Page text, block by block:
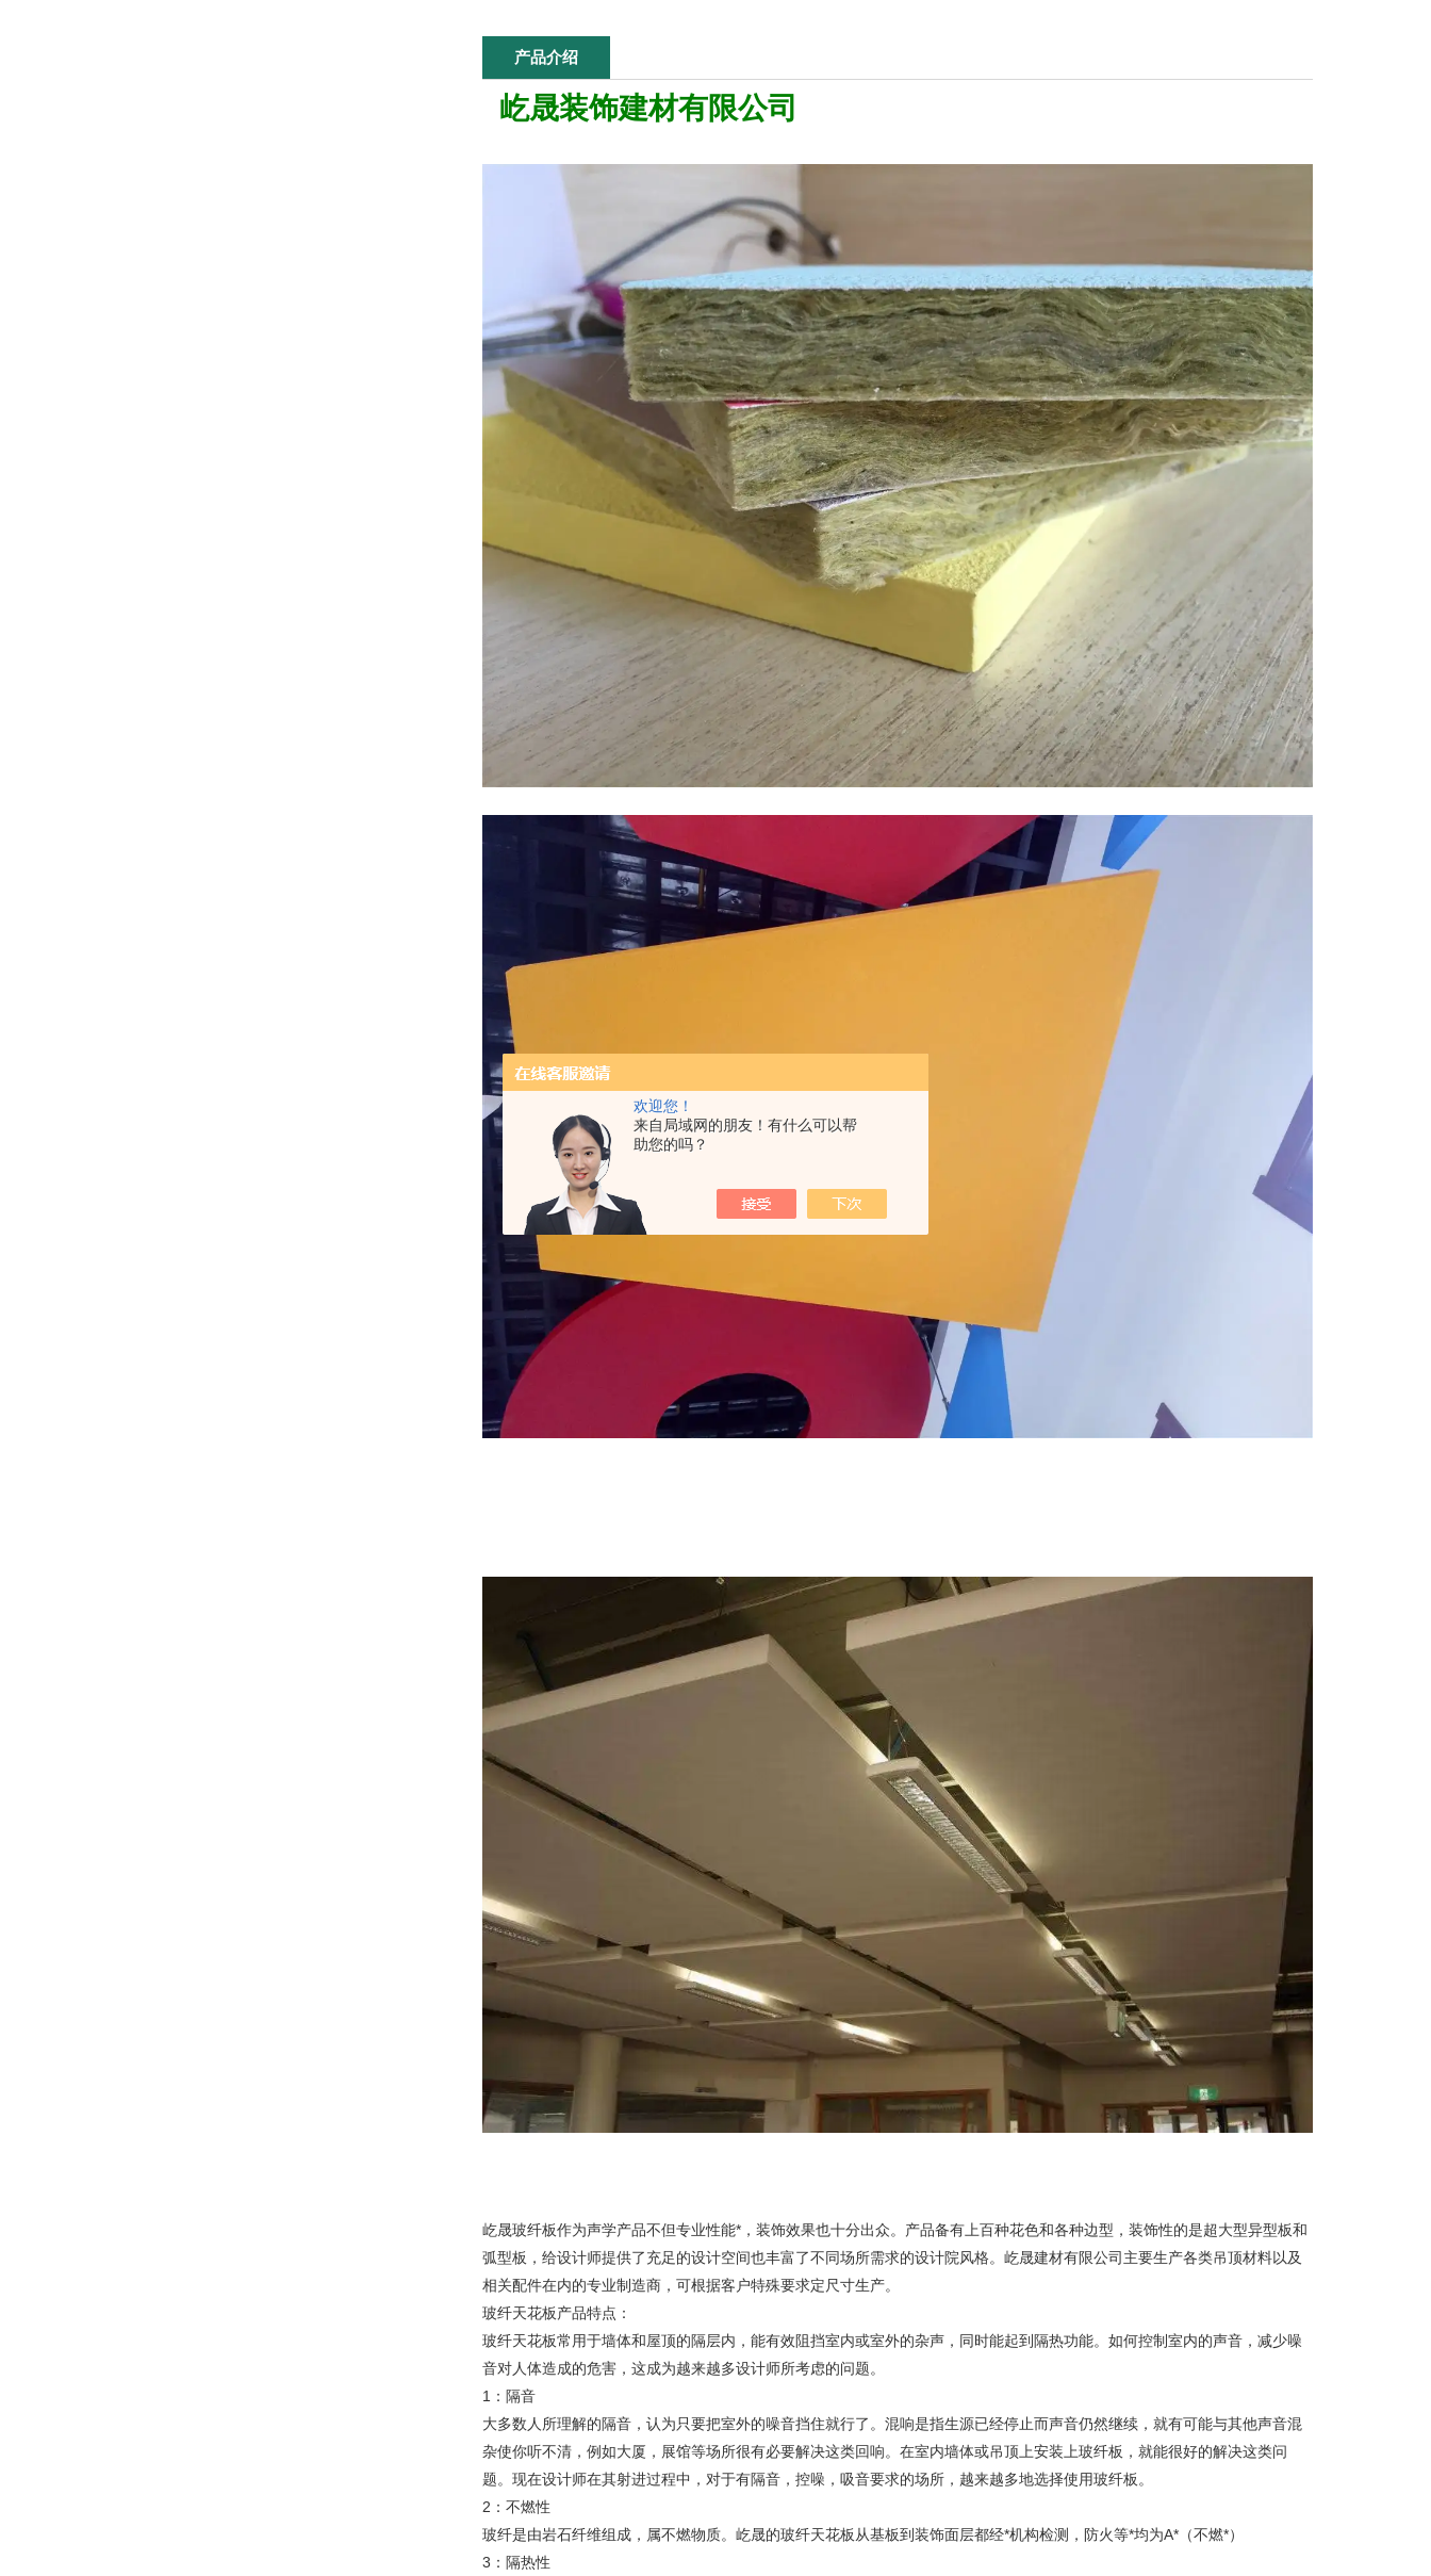
欢迎您！
来自局域网的朋友！有什么可以帮
助您的吗？
产品介绍
屹晟装饰建材有限公司
屹晟玻纤板作为声学产品不但专业性能*，装饰效果也十分出众。产品备有上百种花色和各种边型，装饰性的是超大型异型板和
弧型板，给设计师提供了充足的设计空间也丰富了不同场所需求的设计院风格。屹晟建材有限公司主要生产各类吊顶材料以及
相关配件在内的专业制造商，可根据客户特殊要求定尺寸生产。
玻纤天花板产品特点：
玻纤天花板常用于墙体和屋顶的隔层内，能有效阻挡室内或室外的杂声，同时能起到隔热功能。如何控制室内的声音，减少噪
音对人体造成的危害，这成为越来越多设计师所考虑的问题。
1：隔音
大多数人所理解的隔音，认为只要把室外的噪音挡住就行了。混响是指生源已经停止而声音仍然继续，就有可能与其他声音混
杂使你听不清，例如大厦，展馆等场所很有必要解决这类回响。在室内墙体或吊顶上安装上玻纤板，就能很好的解决这类问
题。现在设计师在其射进过程中，对于有隔音，控噪，吸音要求的场所，越来越多地选择使用玻纤板。
2：不燃性
玻纤是由岩石纤维组成，属不燃物质。屹晟的玻纤天花板从基板到装饰面层都经*机构检测，防火等*均为A*（不燃*）
3：隔热性